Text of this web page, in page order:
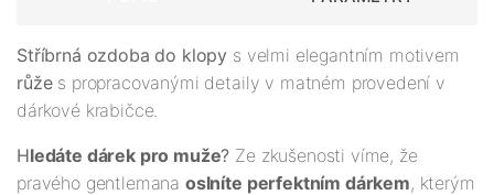
Stříbrná ozdoba do klopy s velmi elegantním motivem
růže s propracovanými detaily v matném provedení v
dárkové krabičce.
Hledáte dárek pro muže? Ze zkušenosti víme, že
pravého gentlemana oslníte perfektním dárkem, kterým